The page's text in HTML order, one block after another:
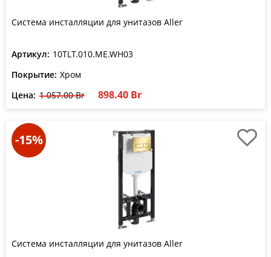
Система инсталляции для унитазов Aller
Артикул: 10TLT.010.ME.WH03
Покрытие: Хром
Цена: 1 057.00 Br 898.40 Br
-15%
Система инсталляции для унитазов Aller